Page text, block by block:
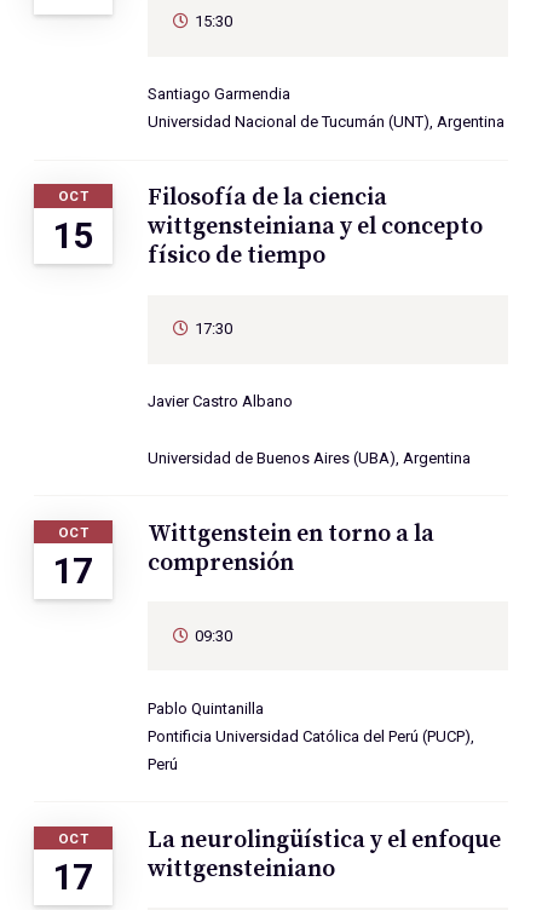
15:30
Santiago Garmendia
Universidad Nacional de Tucumán (UNT), Argentina
OCT
15
Filosofía de la ciencia
wittgensteiniana y el concepto
físico de tiempo
17:30
Javier Castro Albano
Universidad de Buenos Aires (UBA), Argentina
OCT
17
Wittgenstein en torno a la
comprensión
09:30
Pablo Quintanilla
Pontificia Universidad Católica del Perú (PUCP),
Perú
OCT
17
La neurolingüística y el enfoque
wittgensteiniano